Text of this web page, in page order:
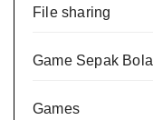
File sharing
Game Sepak Bola
Games